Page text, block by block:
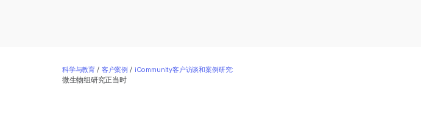
科学与教育 / 客户案例 / iCommunity客户访谈和案例研究:
微生物组研究正当时